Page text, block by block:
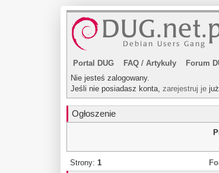
Portal DUG FAQ / Artykuły Forum
Nie jesteś zalogowany.
Jeśli nie posiadasz konta, zarejestruj je
Ogłoszenie
Strony: 1